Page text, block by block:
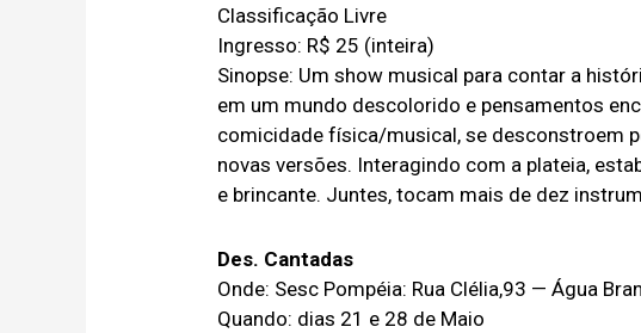
Classificação Livre
Ingresso: R$ 25 (inteira)
Sinopse: Um show musical para contar a
em um mundo descolorido e pensamentos
comicidade física/musical, se desconstroem
novas versões. Interagindo com a plateia,
e brincante. Juntes, tocam mais de dez
Des. Cantadas
Onde: Sesc Pompéia: Rua Clélia,93 — Água
Quando: dias 21 e 28 de Maio